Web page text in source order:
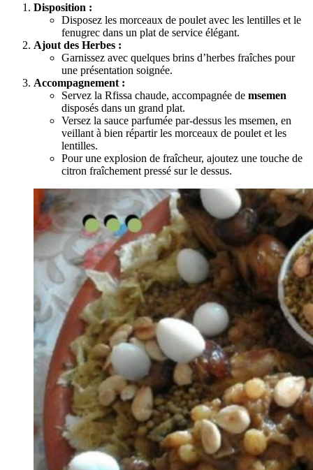
Disposition :
Disposez les morceaux de poulet avec les lentilles et le
fenugrec dans un plat de service élégant.
Ajout des Herbes :
Garnissez avec quelques brins d’herbes fraîches pour
une présentation soignée.
Accompagnement :
Servez la Rfissa chaude, accompagnée de msemen
disposés dans un grand plat.
Versez la sauce parfumée par-dessus les msemen, en
veillant à bien répartir les morceaux de poulet et les
lentilles.
Pour une explosion de fraîcheur, ajoutez une touche de
citron fraîchement pressé sur le dessus.